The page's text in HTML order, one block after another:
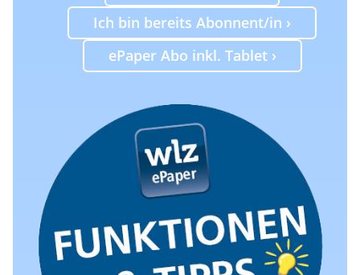
Ich bin bereits Abonnent/in ›
ePaper Abo inkl. Tablet ›